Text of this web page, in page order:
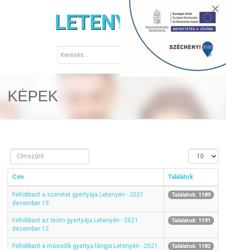
LETENYE.HU
KÉPEK
Címszűrő
Tételek
Cím
Találatok
Fellobbant a szeretet gyertyája Letenyén - 2021.
december 19.
Találatok: 1189
Fellobbant az öröm gyertyája Letenyén - 2021.
december 12.
Találatok: 1191
Fellobbant a második gyertya lángja Letenyén - 2021.
Találatok: 1182
×